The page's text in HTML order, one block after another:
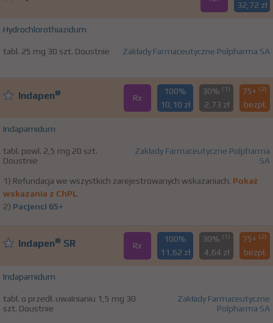
32,72 zł
Hydrochlorothiazidum
tabl. 25 mg 30 szt. Doustnie Zakłady Farmaceutyczne Polpharma SA
Indapen® Rx
100%
10,10 zł
30% (1)
2,73 zł
75+ (2)
bezpł.
Indapamidum
tabl. powl. 2,5 mg 20 szt.
Doustnie
Zakłady Farmaceutyczne Polpharma
SA
1) Refundacja we wszystkich zarejestrowanych wskazaniach. Pokaż
wskazania z ChPL
2) Pacjenci 65+
Indapen® SR Rx
100%
11,62 zł
30% (1)
4,64 zł
75+ (2)
bezpł.
Indapamidum
tabl. o przedł. uwalnianiu 1,5 mg 30
szt. Doustnie
Zakłady Farmaceutyczne
Polpharma SA